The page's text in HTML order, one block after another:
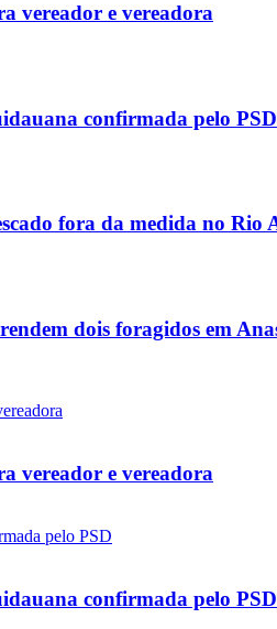
vereador e vereadora
confirmada pelo PSD
fora da medida no Rio
dois foragidos em
vereador e vereadora
confirmada pelo PSD